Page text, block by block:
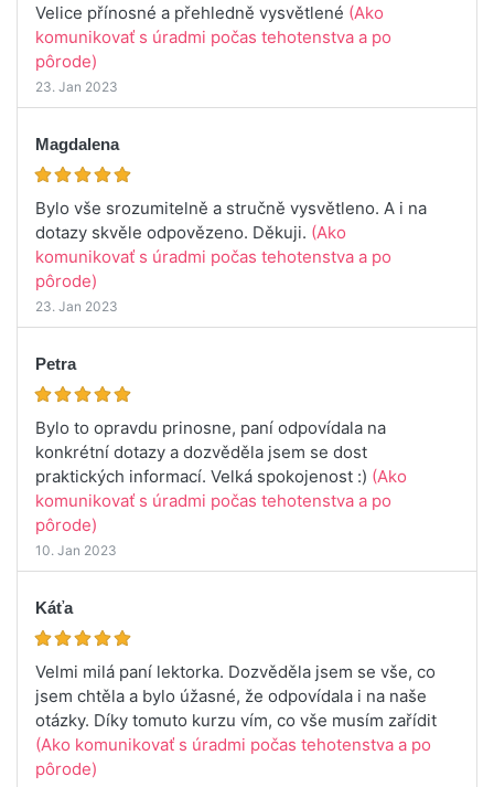
Velice přínosné a přehledně vysvětlené (Ako
komunikovať s úradmi počas tehotenstva a po
pôrode)
23. Jan 2023
Magdalena
Bylo vše srozumitelně a stručně vysvětleno. A i na
dotazy skvěle odpovězeno. Děkuji. (Ako
komunikovať s úradmi počas tehotenstva a po
pôrode)
23. Jan 2023
Petra
Bylo to opravdu prinosne, paní odpovídala na
konkrétní dotazy a dozvěděla jsem se dost
praktických informací. Velká spokojenost :) (Ako
komunikovať s úradmi počas tehotenstva a po
pôrode)
10. Jan 2023
Káťa
Velmi milá paní lektorka. Dozvěděla jsem se vše, co
jsem chtěla a bylo úžasné, že odpovídala i na naše
otázky. Díky tomuto kurzu vím, co vše musím zařídit
(Ako komunikovať s úradmi počas tehotenstva a po
pôrode)